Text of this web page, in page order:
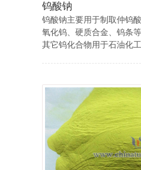
钨酸钠
钨酸钠主要用于制取仲钨
氧化钨、硬质合金、钨条
其它钨化合物用于石油化